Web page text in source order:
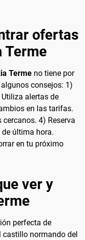
ofertas
Terme
Terme no tiene por
consejos: 1)
alertas de
en las tarifas.
4) Reserva
última hora.
en tu próximo
ver y
perfecta de
normando del